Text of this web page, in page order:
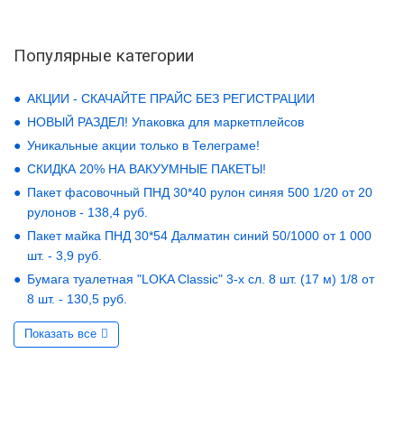
Популярные категории
АКЦИИ - СКАЧАЙТЕ ПРАЙС БЕЗ РЕГИСТРАЦИИ
НОВЫЙ РАЗДЕЛ! Упаковка для маркетплейсов
Уникальные акции только в Телеграме!
СКИДКА 20% НА ВАКУУМНЫЕ ПАКЕТЫ!
Пакет фасовочный ПНД 30*40 рулон синяя 500 1/20 от 20
рулонов - 138,4 руб.
Пакет майка ПНД 30*54 Далматин синий 50/1000 от 1 000
шт. - 3,9 руб.
Бумага туалетная "LOKA Classic" 3-х сл. 8 шт. (17 м) 1/8 от
8 шт. - 130,5 руб.
Показать все